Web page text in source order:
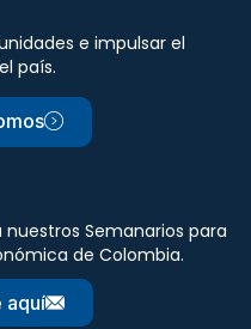
e impulsar el
país.
Semanarios para
de Colombia.
aquí